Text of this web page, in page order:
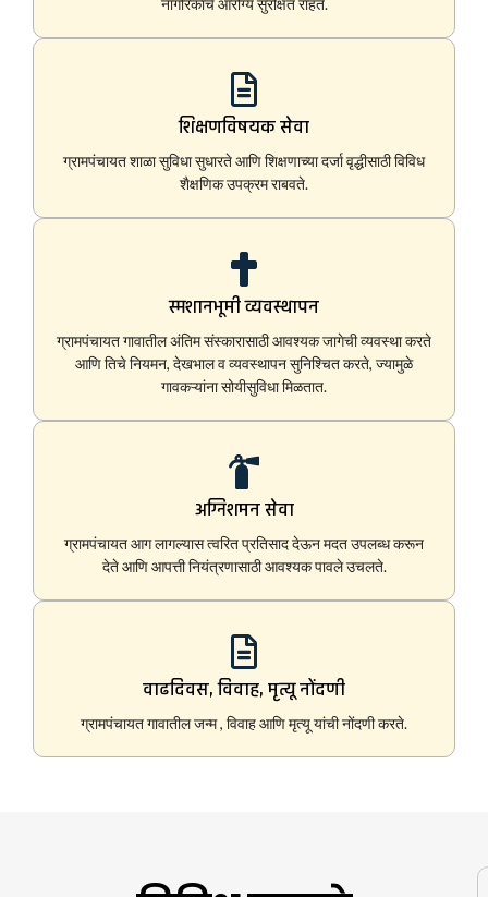
नागरिकांचे आरोग्य सुरक्षित राहते.
शिक्षणविषयक सेवा
ग्रामपंचायत शाळा सुविधा सुधारते आणि शिक्षणाच्या दर्जा वृद्धीसाठी विविध
शैक्षणिक उपक्रम राबवते.
स्मशानभूमी व्यवस्थापन
ग्रामपंचायत गावातील अंतिम संस्कारासाठी आवश्यक जागेची व्यवस्था करते
आणि तिचे नियमन, देखभाल व व्यवस्थापन सुनिश्चित करते, ज्यामुळे
गावकऱ्यांना सोयीसुविधा मिळतात.
अग्निशमन सेवा
ग्रामपंचायत आग लागल्यास त्वरित प्रतिसाद देऊन मदत उपलब्ध करून
देते आणि आपत्ती नियंत्रणासाठी आवश्यक पावले उचलते.
वाढदिवस, विवाह, मृत्यू नोंदणी
ग्रामपंचायत गावातील जन्म , विवाह आणि मृत्यू यांची नोंदणी करते.